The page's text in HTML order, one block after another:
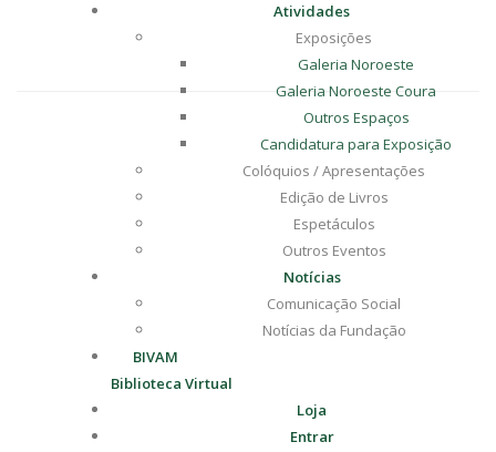
Atividades
Exposições
Galeria Noroeste
Galeria Noroeste Coura
Outros Espaços
Candidatura para Exposição
Colóquios / Apresentações
Edição de Livros
Espetáculos
Outros Eventos
Notícias
Comunicação Social
Notícias da Fundação
BIVAM
Biblioteca Virtual
Loja
Entrar